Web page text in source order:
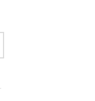
DEIN, UNSER – 4.